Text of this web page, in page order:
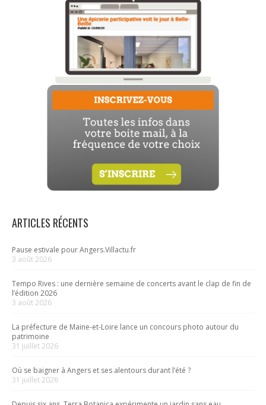
ARTICLES RÉCENTS
Pause estivale pour Angers.Villactu.fr
3 août 2026
Tempo Rives : une dernière semaine de concerts avant le clap de fin de
l’édition 2026
3 août 2026
La préfecture de Maine-et-Loire lance un concours photo autour du
patrimoine
31 juillet 2026
Où se baigner à Angers et ses alentours durant l’été ?
31 juillet 2026